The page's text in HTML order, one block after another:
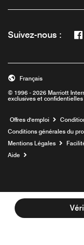
Suivez-nous :
© 1996 - 2026 Marriott
exclusives et
Français
Offres d'emploi Ouvre
Conditions générales du
Mentions Légales
Aide